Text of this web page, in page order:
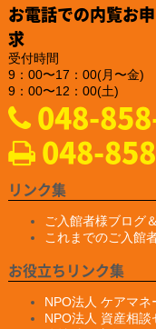
新製品の亀裂深度計『
されるそうです。
https://
2024.12.25
「株式会社NDTアドヴ
新製品 非破壊検査用
売を開始されました
https://www.ind-
2024.12.20
「YAMAKI行政書士事務
ホームページがプレ公
https://
2024.9.19
リティセミナーのお知ら
開催日：2024 年10月
１３：３０受付スタート
お電話での内覧お
求
受付時間
9：00〜17：00(月〜金)
9：00〜12：00(土)
048-
048-
リンク集
ご入館者様ブログ
これまでのご入館
お役立ちリンク集
NPO法人 ケアマ
NPO法人 資産相談